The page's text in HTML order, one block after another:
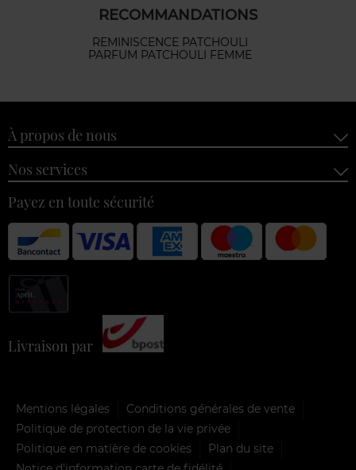
RECOMMANDATIONS
REMINISCENCE PATCHOULI
PARFUM PATCHOULI FEMME
À propos de nous
Nos services
Payez en toute sécurité
Livraison par
Mentions légales
Conditions générales de vente
Politique de protection de la vie privée
Politique en matière de cookies
Plan du site